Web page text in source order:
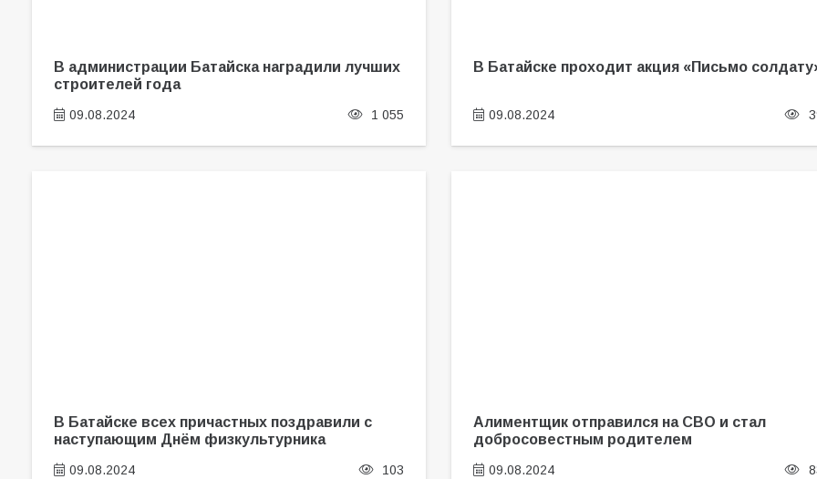
В администрации Батайска наградили лучших
строителей года
09.08.2024 1 055
В Батайске проходит акция «Письмо
09.08.2024
В Батайске всех причастных поздравили с
наступающим Днём физкультурника
09.08.2024 103
Алиментщик отправился на СВО и стал
добросовестным родителем
09.08.2024